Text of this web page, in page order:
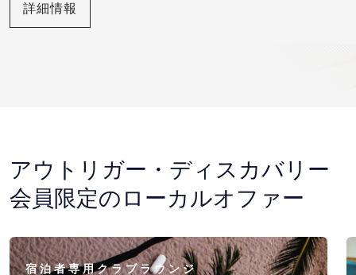
詳細情報
アウトリガー・ディスカバリー
会員限定のローカルオファー
宿泊者専用クラブラウンジ